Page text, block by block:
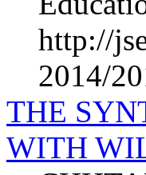
http://
2014/
THE
WITH